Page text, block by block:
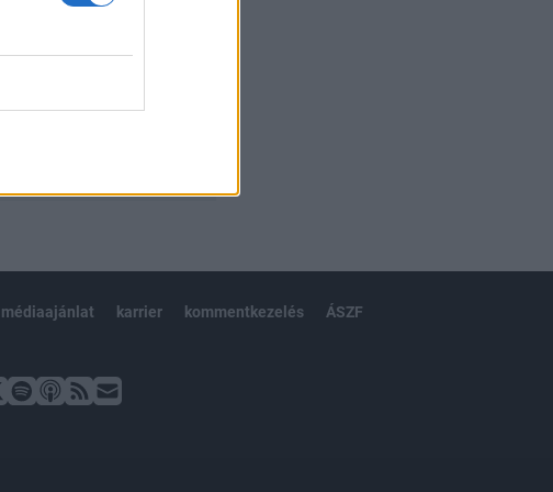
médiaajánlat karrier kommentkezelés ÁSZF